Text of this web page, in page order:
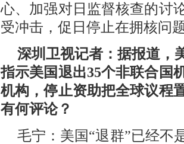
心、加强对日监督核查的讨
受冲击，促日停止在拥核问
深圳卫视记者：据报道，
指示美国退出35个非联合国
机构，停止资助把全球议程
有何评论？
毛宁：美国“退群”已经不